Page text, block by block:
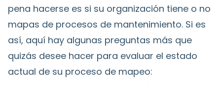
pena hacerse es si su organización tiene o no
mapas de procesos de mantenimiento. Si es
así, aquí hay algunas preguntas más que
quizás desee hacer para evaluar el estado
actual de su proceso de mapeo: